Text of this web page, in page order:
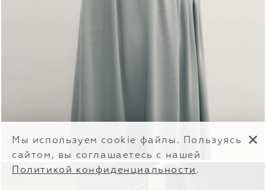
Мы используем cookie файлы. Пользуясь
сайтом, вы соглашаетесь с нашей
Политикой конфиденциальности .
✕